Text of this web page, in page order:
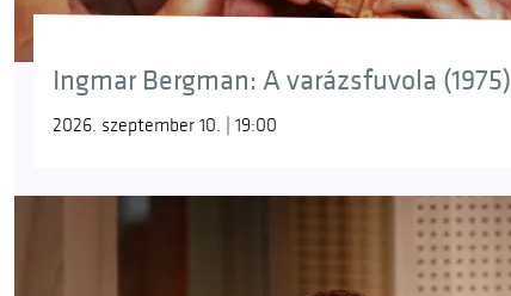
Ingmar Bergman: A varázsfuvola (1975)
2026. szeptember 10. | 19:00